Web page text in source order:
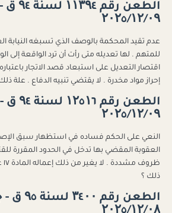
الطعن
۲۰۲٥/۱۲/۰۹
عدم تقيد المحكمة بالوصف الذي تسبغه النيابة
للمتهم . لها تعديله متى رأت أن ترد الواقعة إلى
اقتصار التعديل على استبعاد قصد الاتجار
إحراز مواد مخدرة . لا يقتضي تنبيه الدفاع . علة
الطعن
۲۰۲٥/۱۲/۰۹
النعي على الحكم فساده في استظهار سبق
العقوبة المقضي بها تدخل في الحدود المقررة
ذلك ؟
الطعن رقم